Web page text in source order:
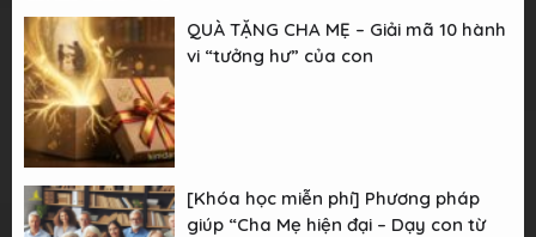
QUÀ TẶNG CHA MẸ – Giải mã 10 hành
vi “tưởng hư” của con
[Khóa học miễn phí] Phương pháp
giúp “Cha Mẹ hiện đại – Dạy con từ